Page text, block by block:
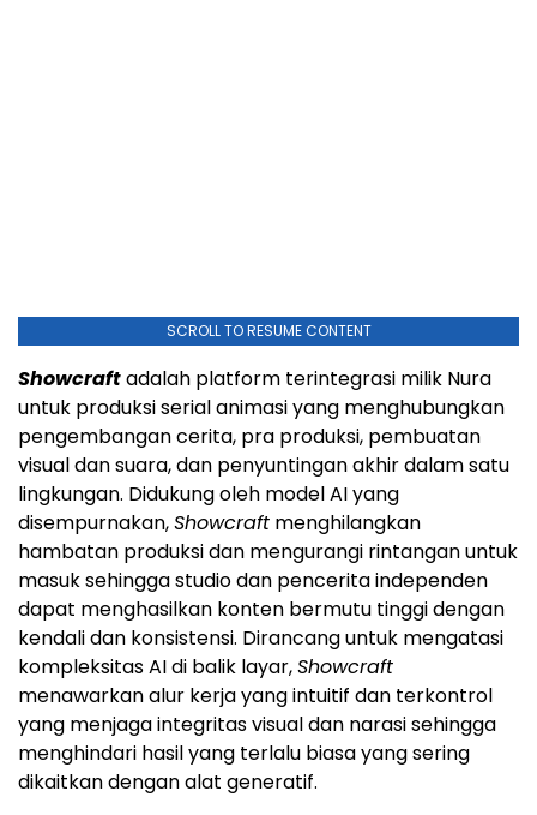
SCROLL TO RESUME CONTENT
Showcraftadalah platform terintegrasi milik Nura
untuk produksi serial animasi yang menghubungkan
pengembangan cerita, pra produksi, pembuatan
visual dan suara, dan penyuntingan akhir dalam satu
lingkungan. Didukung oleh model AI yang
disempurnakan,Showcraft menghilangkan
hambatan produksi dan mengurangi rintangan untuk
masuk sehingga studio dan pencerita independen
dapat menghasilkan konten bermutu tinggi dengan
kendali dan konsistensi. Dirancang untuk mengatasi
kompleksitas AI di balik layar,Showcraft
menawarkan alur kerja yang intuitif dan terkontrol
yang menjaga integritas visual dan narasi sehingga
menghindari hasil yang terlalu biasa yang sering
dikaitkan dengan alat generatif.